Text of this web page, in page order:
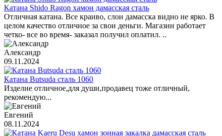
Катана Shido Ragon хамон дамасская сталь
Отличная катана. Все краиво, слои дамасска видно не ярко. В
целом качество отличное за свои деньги. Магазин работает
четко- все во время- заказал получил оплатил. ..
Александр
09.11.2024
Катана Butsuda сталь 1060
Изделие отличное,для души,продавец тоже отличный,
рекомендую...
Евгений
08.11.2024